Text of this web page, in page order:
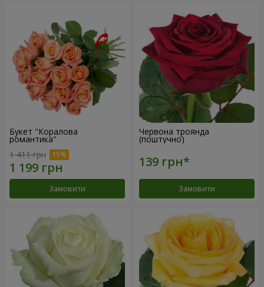
Букет "Коралова
романтика"
1 411 грн
Замовити
Червона троянда
(поштучно)
Замовити